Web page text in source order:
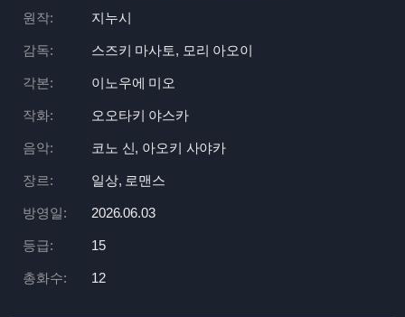
원작: 지누시
감독: 스즈키 마사토, 모리 아오이
각본: 이노우에 미오
작화: 오오타키 야스카
음악: 코노 신, 아오키 사야카
장르: 일상, 로맨스
방영일: 2026.06.03
등급: 15
총화수: 12